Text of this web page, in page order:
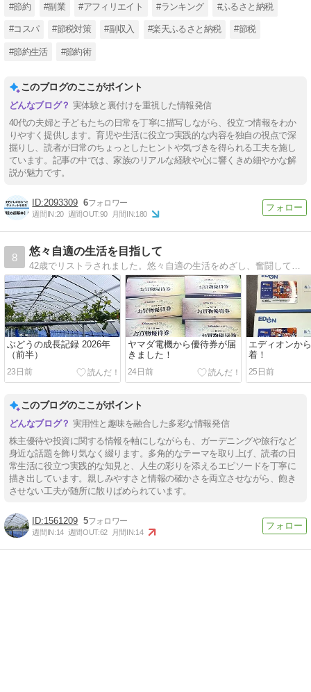
#節約 #副業 #アフィリエイト #ランキング #ふるさと納税
#コスパ #節税対策 #副収入 #楽天ふるさと納税 #節税
#節約生活 #節約術
このブログのここがポイント
実体験と裏付けを重視した情報発信
40代の夫婦と子どもたちの日常を丁寧に描写しながら、役立つ情報をわか
りやすく提供します。育児や生活に役立つ実践的な内容を独自の視点で深
掘りし、読者が日常のちょっとしたヒントや気づきを得られる工夫を施し
ています。記事の中では、家族のリアルな経験や心に響くきめ細やかな解
説が魅力です。
2093309 6
週間IN:20 週間OUT:90 月間IN:180
8
悠々自適の生活を目指して
ぶどうの成長記録 2026年
（前半）
23日前
ヤマダ電機から優待券が届
きました！
24日前
エディオンか
着！
25日前
このブログのここがポイント
実用性と趣味を融合した多彩な情報発信
株主優待や投資に関する情報を軸にしながらも、ガーデニングや旅行など
身近な話題を飾り気なく綴ります。多角的なテーマを取り上げ、読者の日
常生活に役立つ実践的な知見と、人生の彩りを添えるエピソードを丁寧に
描き出しています。親しみやすさと情報の確かさを両立させながら、飽き
させない工夫が随所に散りばめられています。
1561209 5
週間IN:14 週間OUT:62 月間IN:14